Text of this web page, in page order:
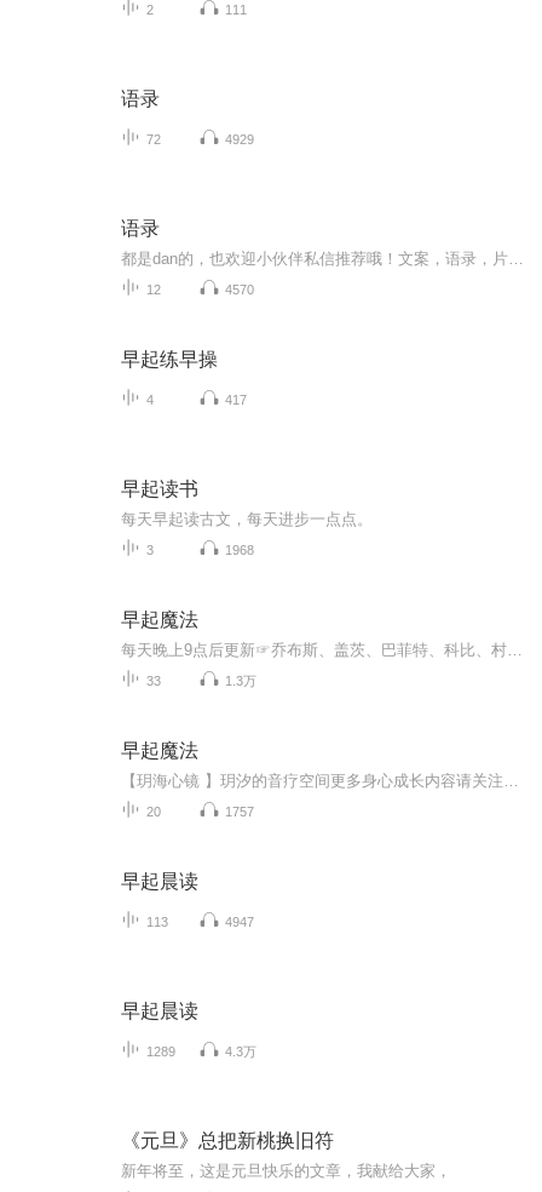
2 111
语录
72 4929
语录
12 4570
早起练早操
4 417
早起读书
每天早起读古文，每天进步一点点。
3 1968
早起魔法
33 1.3万
早起魔法
20 1757
早起晨读
113 4947
早起晨读
1289 4.3万
《元旦》总把新桃换旧符
新年将至，这是元旦快乐的文章，我献给大家，